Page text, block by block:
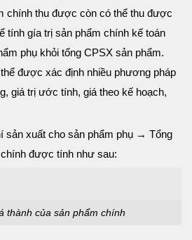
chính thu được còn có thể thu được
tính gía trị sản phẩm chính kế toán
phụ khỏi tổng CPSX sản phẩm.
được xác định nhiều phương pháp
giá trị ước tính, giá theo kế hoạch,
sản xuất cho sản phẩm phụ → Tổng
được tính như sau:
thành của sản phẩm chính